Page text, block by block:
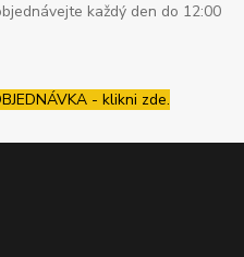
každý den do 12:00
- klikni zde.